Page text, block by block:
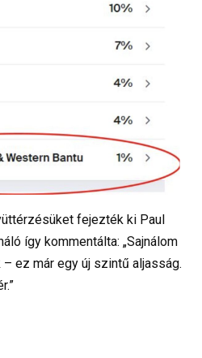
fejezték ki Paul
így kommentálta: „Sajnálom
ez már egy új szintű aljasság.